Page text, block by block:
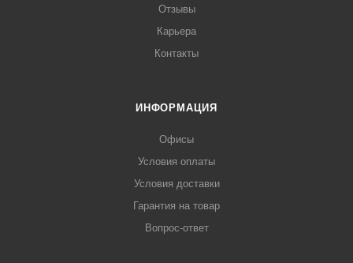
Отзывы
Карьера
Контакты
ИНФОРМАЦИЯ
Офисы
Условия оплаты
Условия доставки
Гарантия на товар
Вопрос-ответ